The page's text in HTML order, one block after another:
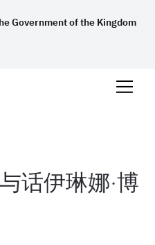
Government of the Kingdom
话伊琳娜·博